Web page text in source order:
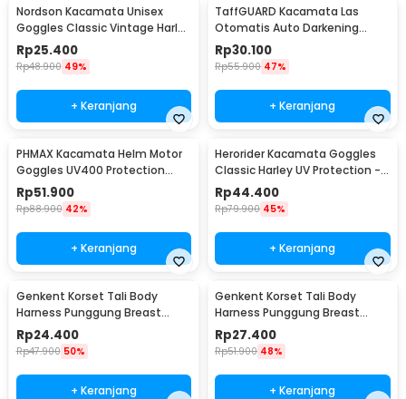
Nordson Kacamata Unisex
Goggles Classic Vintage Harley
UV Protection - ND1008
Rp25.400
Rp48.900 49%
+ Keranjang
TaffGUARD Kacamata Las
Otomatis Auto Darkening
Soldering Goggles - 5100B
Rp30.100
Rp55.900 47%
+ Keranjang
PHMAX Kacamata Helm Motor
Goggles UV400 Protection
Windproof - A4
Rp51.900
Rp88.900 42%
+ Keranjang
Herorider Kacamata Goggles
Classic Harley UV Protection -
812
Rp44.400
Rp79.900 45%
+ Keranjang
Genkent Korset Tali Body
Harness Punggung Breast
Support S - BBJ-16
Rp24.400
Rp47.900 50%
+ Keranjang
Genkent Korset Tali Body
Harness Punggung Breast
Support M - BBJ-16
Rp27.400
Rp51.900 48%
+ Keranjang